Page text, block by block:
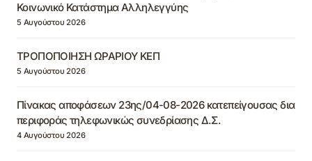
Κοινωνικό Κατάστημα Αλληλεγγύης
5 Αυγούστου 2026
ΤΡΟΠΟΠΟΙΗΣΗ ΩΡΑΡΙΟΥ ΚΕΠ
5 Αυγούστου 2026
Πίνακας αποφάσεων 23ης/04-08-2026 κατεπείγουσας δια
περιφοράς τηλεφωνικώς συνεδρίασης Δ.Σ.
4 Αυγούστου 2026